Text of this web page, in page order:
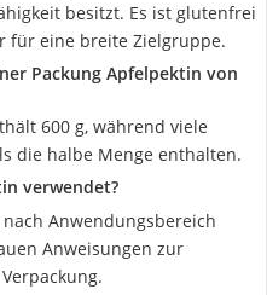
besitzt. Es ist glutenfrei
für eine breite Zielgruppe.
Packung Apfelpektin von
600 g, während viele
die halbe Menge enthalten.
verwendet?
Anwendungsbereich
Anweisungen zur